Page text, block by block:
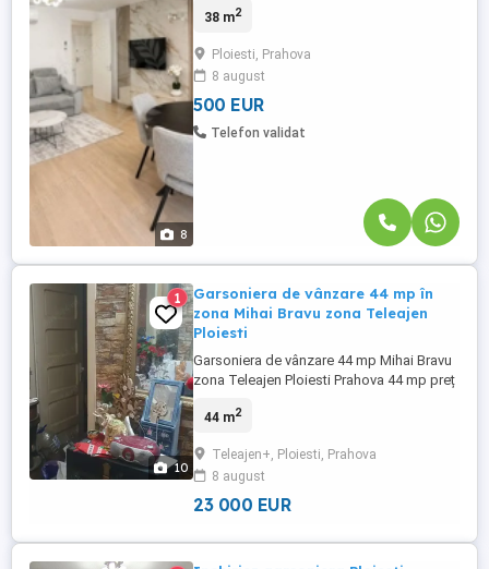
8
garsonieră modernă, situată în ansamblul
zona centrală a municipiului Ploiești, în
imediata apropiere a Parcul Mihai Viteazul,
a Palatul ...
38 m2
Ploiesti, Prahova
8 august
500 EUR
Telefon validat
10
1
Garsoniera de vânzare 44 mp în
zona Mihai Bravu zona Teleajen
Ploiesti
Garsoniera de vânzare 44 mp Mihai Bravu
zona Teleajen Ploiesti Prahova 44 mp preț
44 m2
Teleajen+, Ploiesti, Prahova
8 august
23 000 EUR